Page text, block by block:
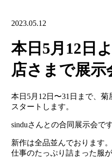
2023.05.12
本日5月12日
店さまで展示
本日5月12日〜31日まで、
スタートします。
sinduさんとの合同展示会です
新作は全品並んでおります
仕事のたっぷり詰まった服